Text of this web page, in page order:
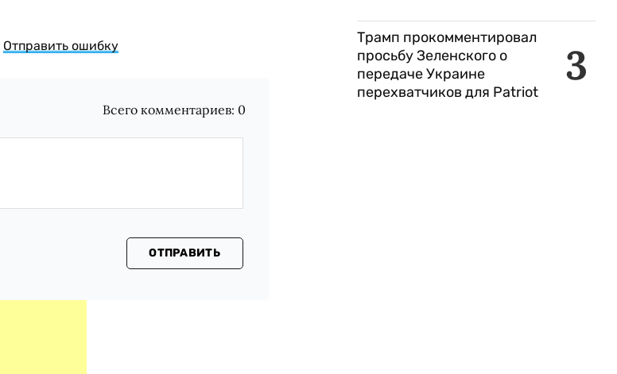
Отправить ошибку
Всего комментариев: 0
ОТПРАВИТЬ
3
Трамп прокомментировал
просьбу Зеленского о
передаче Украине
перехватчиков для Patriot